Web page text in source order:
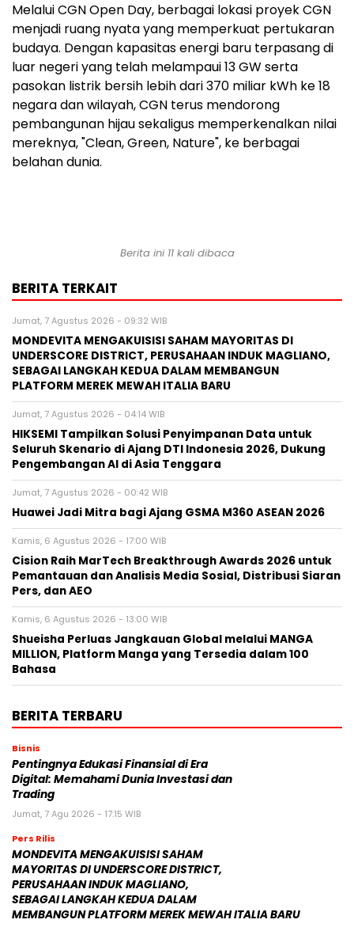
Melalui CGN Open Day, berbagai lokasi proyek CGN
menjadi ruang nyata yang memperkuat pertukaran
budaya. Dengan kapasitas energi baru terpasang di
luar negeri yang telah melampaui 13 GW serta
pasokan listrik bersih lebih dari 370 miliar kWh ke 18
negara dan wilayah, CGN terus mendorong
pembangunan hijau sekaligus memperkenalkan nilai
mereknya, "Clean, Green, Nature", ke berbagai
belahan dunia.
Berita ini 11 kali dibaca
BERITA TERKAIT
Jumat, 7 Agustus 2026 - 09:32 WIB
MONDEVITA MENGAKUISISI SAHAM MAYORITAS DI
UNDERSCORE DISTRICT, PERUSAHAAN INDUK MAGLIANO,
SEBAGAI LANGKAH KEDUA DALAM MEMBANGUN
PLATFORM MEREK MEWAH ITALIA BARU
Jumat, 7 Agustus 2026 - 04:14 WIB
HIKSEMI Tampilkan Solusi Penyimpanan Data untuk
Seluruh Skenario di Ajang DTI Indonesia 2026, Dukung
Pengembangan AI di Asia Tenggara
Jumat, 7 Agustus 2026 - 00:42 WIB
Huawei Jadi Mitra bagi Ajang GSMA M360 ASEAN 2026
Kamis, 6 Agustus 2026 - 17:00 WIB
Cision Raih MarTech Breakthrough Awards 2026 untuk
Pemantauan dan Analisis Media Sosial, Distribusi Siaran
Pers, dan AEO
Kamis, 6 Agustus 2026 - 13:00 WIB
Shueisha Perluas Jangkauan Global melalui MANGA
MILLION, Platform Manga yang Tersedia dalam 100
Bahasa
BERITA TERBARU
Bisnis
Pentingnya Edukasi Finansial di Era
Digital: Memahami Dunia Investasi dan
Trading
Jumat, 7 Agu 2026 - 17:15 WIB
Pers Rilis
MONDEVITA MENGAKUISISI SAHAM
MAYORITAS DI UNDERSCORE DISTRICT,
PERUSAHAAN INDUK MAGLIANO,
SEBAGAI LANGKAH KEDUA DALAM
MEMBANGUN PLATFORM MEREK MEWAH ITALIA BARU